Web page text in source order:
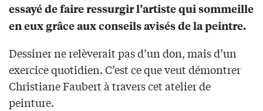
essayé de faire ressurgir l’artiste qui sommeille
en eux grâce aux conseils avisés de la peintre.
Dessiner ne relèverait pas d’un don, mais d’un
exercice quotidien. C’est ce que veut démontrer
Christiane Faubert à travers cet atelier de
peinture.